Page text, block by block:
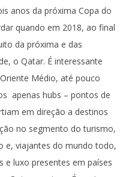
anos da próxima Copa do
quando em 2018, ao final
da próxima e das
o Qatar. É interessante
Médio, até pouco
apenas hubs – pontos de
em direção a destinos
no segmento do turismo,
e, viajantes do mundo todo,
e luxo presentes em países